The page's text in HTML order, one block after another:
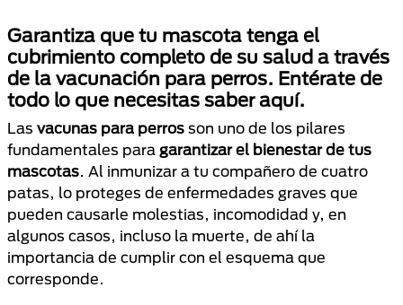
Garantiza que tu mascota tenga el
cubrimiento completo de su salud a través
de la vacunación para perros. Entérate de
todo lo que necesitas saber aquí.
Las vacunas para perros son uno de los pilares
fundamentales para garantizar el bienestar de tus
mascotas. Al inmunizar a tu compañero de cuatro
patas, lo proteges de enfermedades graves que
pueden causarle molestias, incomodidad y, en
algunos casos, incluso la muerte, de ahí la
importancia de cumplir con el esquema que
corresponde.